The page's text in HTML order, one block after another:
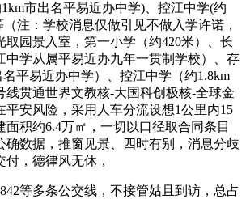
市出名平易近办中学)、控江中学(约
注：学校消息仅做引见不做入学许诺，
取园景入室，第一小学（约420米）、长
中学从属平易近办九年一贯制学校）、存
平易近办中学）、控江中学（约1.8km
线贯通世界文教核-大国科创极核-全球金
平安风险，采用人车分流设想1公里内15
面积约6.4万㎡，一切以口径取合同条目
确数据，推窗见景、四时有别，消息分歧
，德律风无休，
等多条公交线，不接管姑且到访，总占